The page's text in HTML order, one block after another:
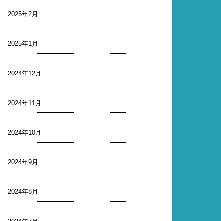
2025年2月
2025年1月
2024年12月
2024年11月
2024年10月
2024年9月
2024年8月